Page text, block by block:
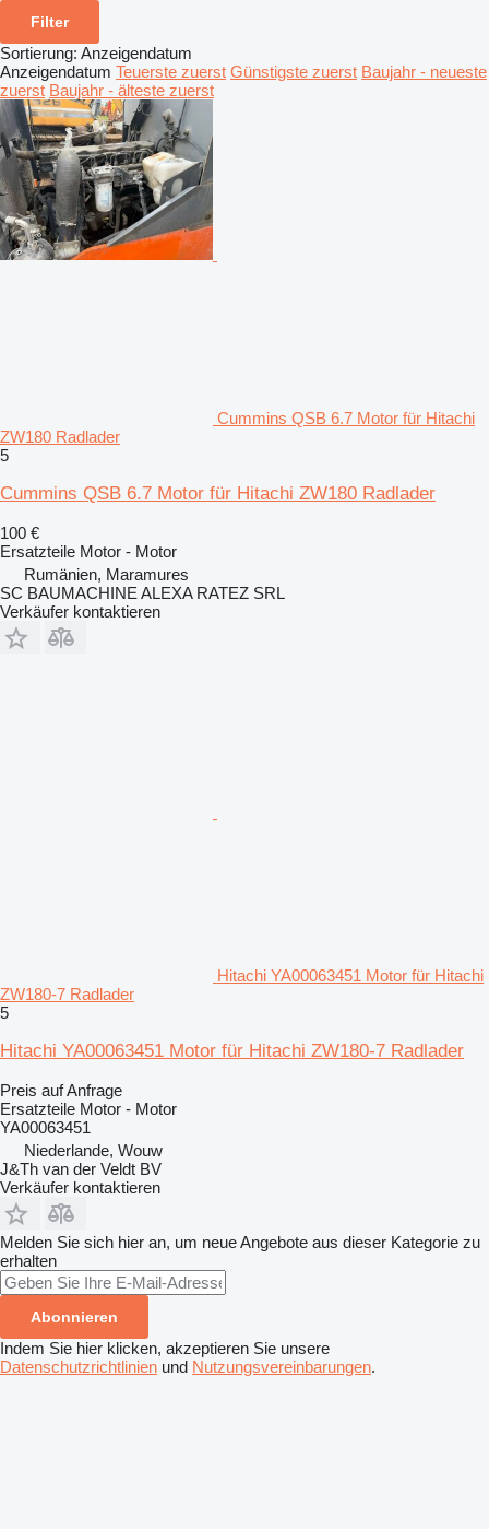
Filter
Sortierung: Anzeigendatum
Anzeigendatum Teuerste zuerst Günstigste zuerst Baujahr - neueste
zuerst Baujahr - älteste zuerst
Cummins QSB 6.7 Motor für Hitachi
ZW180 Radlader
5
Cummins QSB 6.7 Motor für Hitachi ZW180 Radlader
100 €
Ersatzteile Motor - Motor
Rumänien, Maramures
SC BAUMACHINE ALEXA RATEZ SRL
Verkäufer kontaktieren
Hitachi YA00063451 Motor für Hitachi
ZW180-7 Radlader
5
Hitachi YA00063451 Motor für Hitachi ZW180-7 Radlader
Preis auf Anfrage
Ersatzteile Motor - Motor
YA00063451
Niederlande, Wouw
J&Th van der Veldt BV
Verkäufer kontaktieren
Melden Sie sich hier an, um neue Angebote aus dieser Kategorie zu
erhalten
Abonnieren
Indem Sie hier klicken, akzeptieren Sie unsere
Datenschutzrichtlinien und Nutzungsvereinbarungen.